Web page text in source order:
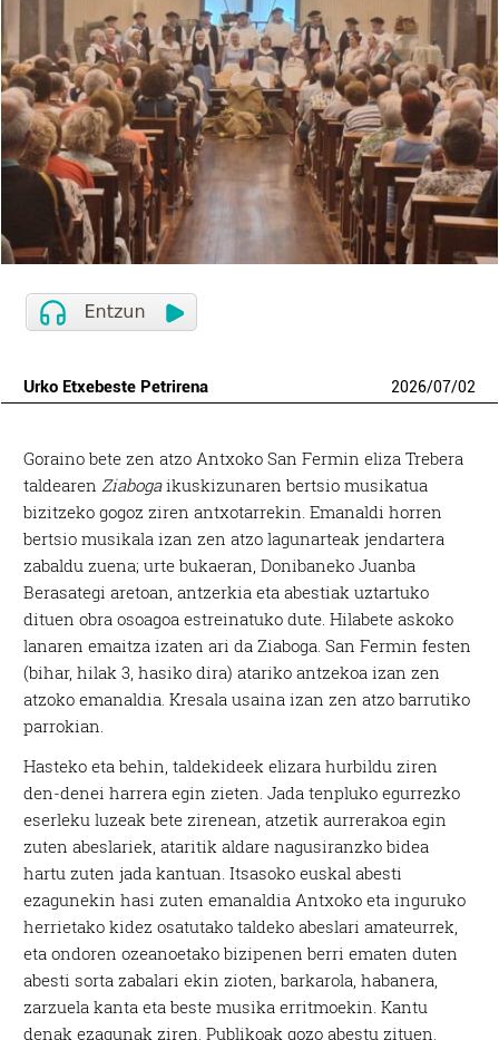
Urko Etxebeste Petrirena 2026/07/02
Goraino bete zen atzo Antxoko San Fermin eliza Trebera
taldearen Ziabogaikuskizunaren bertsio musikatua
bizitzeko gogoz ziren antxotarrekin. Emanaldi horren
bertsio musikala izan zen atzo lagunarteak jendartera
zabaldu zuena; urte bukaeran, Donibaneko Juanba
Berasategi aretoan, antzerkia eta abestiak uztartuko
dituen obra osoagoa estreinatuko dute. Hilabete askoko
lanaren emaitza izaten ari da Ziaboga. San Fermin festen
(bihar, hilak 3, hasiko dira) atariko antzekoa izan zen
atzoko emanaldia. Kresala usaina izan zen atzo barrutiko
parrokian.
Hasteko eta behin, taldekideek elizara hurbildu ziren
den-denei harrera egin zieten. Jada tenpluko egurrezko
eserleku luzeak bete zirenean, atzetik aurrerakoa egin
zuten abeslariek, ataritik aldare nagusiranzko bidea
hartu zuten jada kantuan. Itsasoko euskal abesti
ezagunekin hasi zuten emanaldia Antxoko eta inguruko
herrietako kidez osatutako taldeko abeslari amateurrek,
eta ondoren ozeanoetako bizipenen berri ematen duten
abesti sorta zabalari ekin zioten, barkarola, habanera,
zarzuela kanta eta beste musika erritmoekin. Kantu
denak ezagunak ziren. Publikoak gozo abestu zituen.